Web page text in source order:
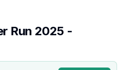
Run 2025 -